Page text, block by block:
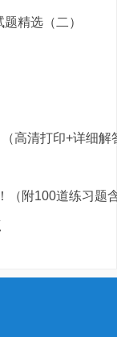
精选（二）
高清打印+详细解
（附100道练习题